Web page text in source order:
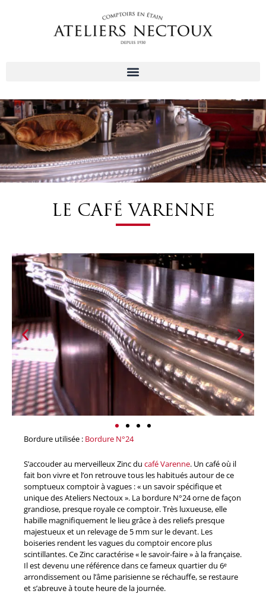
LE CAFÉ VARENNE
Bordure utilisée : Bordure N°24
S’accouder au merveilleux Zinc du café Varenne. Un café où il
fait bon vivre et l’on retrouve tous les habitués autour de ce
somptueux comptoir à vagues : « un savoir spécifique et
unique des Ateliers Nectoux ». La bordure N°24 orne de façon
grandiose, presque royale ce comptoir. Très luxueuse, elle
habille magnifiquement le lieu grâce à des reliefs presque
majestueux et un relevage de 5 mm sur le devant. Les
boiseries rendent les vagues du comptoir encore plus
scintillantes. Ce Zinc caractérise « le savoir-faire » à la française.
Il est devenu une référence dans ce fameux quartier du 6ᵉ
arrondissement ou l’âme parisienne se réchauffe, se restaure
et s’abreuve à toute heure de la journée.